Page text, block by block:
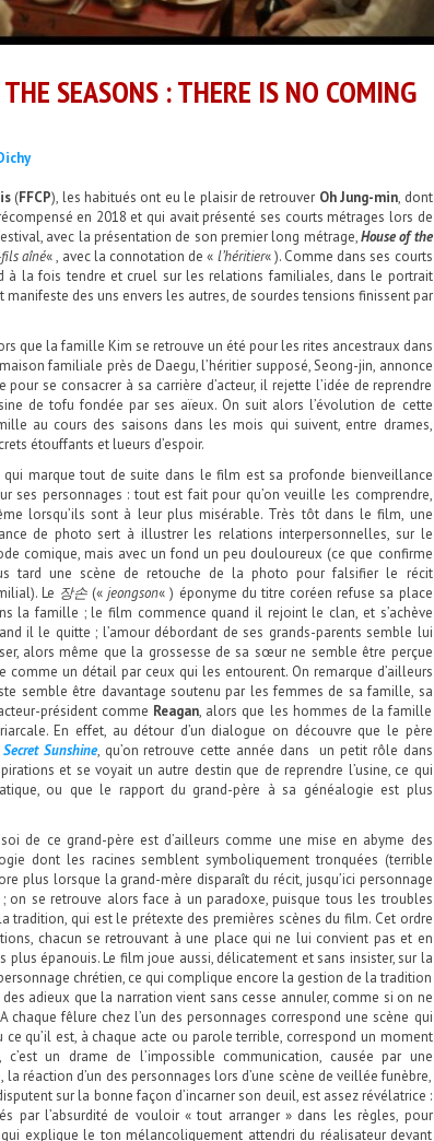
SEASONS : THERE IS NO COMING
(FFCP), les habitués ont eu le plaisir de retrouver Oh Jung-min, dont
en 2018 et qui avait présenté ses courts métrages lors de
avec la présentation de son premier long métrage,House of the
aîné« , avec la connotation de « l’héritier« ). Comme dans ses courts
à la fois tendre et cruel sur les relations familiales, dans le portrait
manifeste des uns envers les autres, de sourdes tensions finissent par
que la famille Kim se retrouve un été pour les rites ancestraux dans
familiale près de Daegu, l’héritier supposé, Seong-jin, annonce
pour se consacrer à sa carrière d’acteur, il rejette l’idée de reprendre
de tofu fondée par ses aïeux. On suit alors l’évolution de cette
au cours des saisons dans les mois qui suivent, entre drames,
étouffants et lueurs d’espoir.
qui marque tout de suite dans le film est sa profonde bienveillance
ses personnages : tout est fait pour qu’on veuille les comprendre,
lorsqu’ils sont à leur plus misérable. Très tôt dans le film, une
de photo sert à illustrer les relations interpersonnelles, sur le
comique, mais avec un fond un peu douloureux (ce que confirme
tard une scène de retouche de la photo pour falsifier le récit
Le 장손(«jeongson« ) éponyme du titre coréen refuse sa place
la famille ; le film commence quand il rejoint le clan, et s’achève
il le quitte ; l’amour débordant de ses grands-parents semble lui
alors même que la grossesse de sa sœur ne semble être perçue
comme un détail par ceux qui les entourent. On remarque d’ailleurs
semble être davantage soutenu par les femmes de sa famille, sa
président comme Reagan, alors que les hommes de la famille
En effet, au détour d’un dialogue on découvre que le père
Secret Sunshine, qu’on retrouve cette année dans un petit rôle dans
et se voyait un autre destin que de reprendre l’usine, ce qui
ou que le rapport du grand-père à sa généalogie est plus
de ce grand-père est d’ailleurs comme une mise en abyme des
dont les racines semblent symboliquement tronquées (terrible
plus lorsque la grand-mère disparaît du récit, jusqu’ici personnage
on se retrouve alors face à un paradoxe, puisque tous les troubles
tradition, qui est le prétexte des premières scènes du film. Cet ordre
chacun se retrouvant à une place qui ne lui convient pas et en
épanouis. Le film joue aussi, délicatement et sans insister, sur la
chrétien, ce qui complique encore la gestion de la tradition
adieux que la narration vient sans cesse annuler, comme si on ne
fêlure chez l’un des personnages correspond une scène qui
qu’il est, à chaque acte ou parole terrible, correspond un moment
un drame de l’impossible communication, causée par une
réaction d’un des personnages lors d’une scène de veillée funèbre,
sur la bonne façon d’incarner son deuil, est assez révélatrice :
par l’absurdité de vouloir « tout arranger » dans les règles, pour
qui explique le ton mélancoliquement attendri du réalisateur devant